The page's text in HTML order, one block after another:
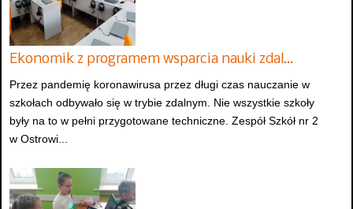
Ekonomik z programem wsparcia nauki zdal…
Przez pandemię koronawirusa przez długi czas nauczanie w
szkołach odbywało się w trybie zdalnym. Nie wszystkie szkoły
były na to w pełni przygotowane techniczne. Zespół Szkół nr 2
w Ostrowi...